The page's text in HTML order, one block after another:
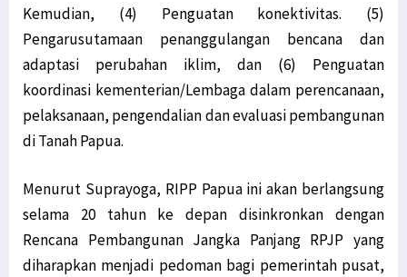
Kemudian, (4) Penguatan konektivitas. (5)
Pengarusutamaan penanggulangan bencana dan
adaptasi perubahan iklim, dan (6) Penguatan
koordinasi kementerian/Lembaga dalam perencanaan,
pelaksanaan, pengendalian dan evaluasi pembangunan
di Tanah Papua.
Menurut Suprayoga, RIPP Papua ini akan berlangsung
selama 20 tahun ke depan disinkronkan dengan
Rencana Pembangunan Jangka Panjang RPJP yang
diharapkan menjadi pedoman bagi pemerintah pusat,